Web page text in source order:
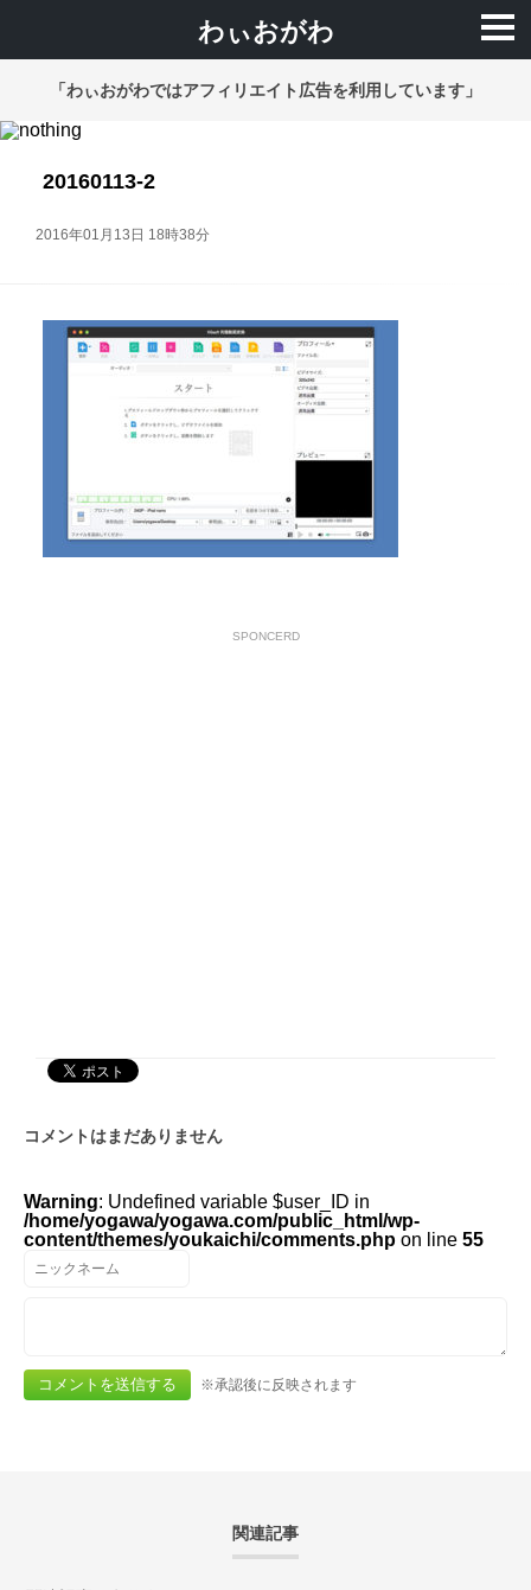
わぃおがわ
「わぃおがわではアフィリエイト広告を利用しています」
20160113-2
2016年01月13日 18時38分
SPONCERD
コメントはまだありません
Warning: Undefined variable $user_ID in
/home/yogawa/yogawa.com/public_html/wp-
content/themes/youkaichi/comments.php on line 55
※承認後に反映されます
関連記事